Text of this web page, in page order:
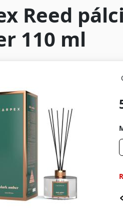
Reed
110 ml